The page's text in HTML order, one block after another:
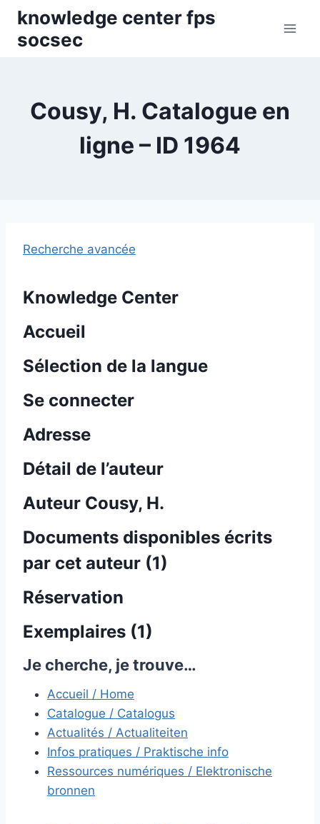
Skip
content
knowledge center fps
socsec
Cousy, H. Catalogue en
ligne – ID 1964
Recherche avancée
Knowledge Center
Accueil
Sélection de la langue
Se connecter
Adresse
Détail de l’auteur
Auteur Cousy, H.
Documents disponibles écrits
par cet auteur (1)
Réservation
Exemplaires (1)
Je cherche, je trouve…
Accueil / Home
Catalogue / Catalogus
Actualités / Actualiteiten
Infos pratiques / Praktische info
Ressources numériques / Elektronische
bronnen